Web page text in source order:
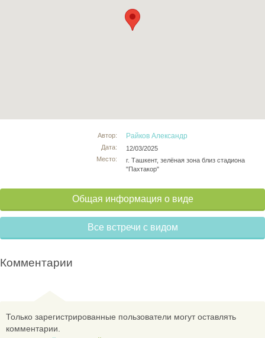
Автор:
Дата:
Место:
Райков Александр
12/03/2025
г. Ташкент, зелёная зона близ стадиона
"Пахтакор"
Общая информация о виде
Все встречи с видом
Комментарии
Только зарегистрированные пользователи могут оставлять
комментарии.